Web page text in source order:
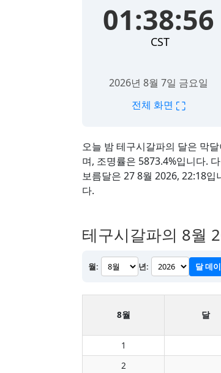
오늘 밤 테구시갈파의 달은 막달
며, 조명률은 5873.4%입니다.
보름달은 27 8월 2026, 22:18입
다.
01:38:57
CST
2026년 8월 7일 금요일
전체 화면 ⛶
테구시갈파의 8월
월: 년: 달 데
8월 달
1
2